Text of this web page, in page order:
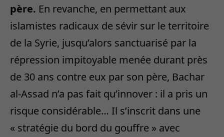
père. En revanche, en permettant aux
islamistes radicaux de sévir sur le territoire
de la Syrie, jusqu’alors sanctuarisé par la
répression impitoyable menée durant près
de 30 ans contre eux par son père, Bachar
al-Assad n’a pas fait qu’innover : il a pris un
risque considérable… Il s’inscrit dans une
« stratégie du bord du gouffre » avec